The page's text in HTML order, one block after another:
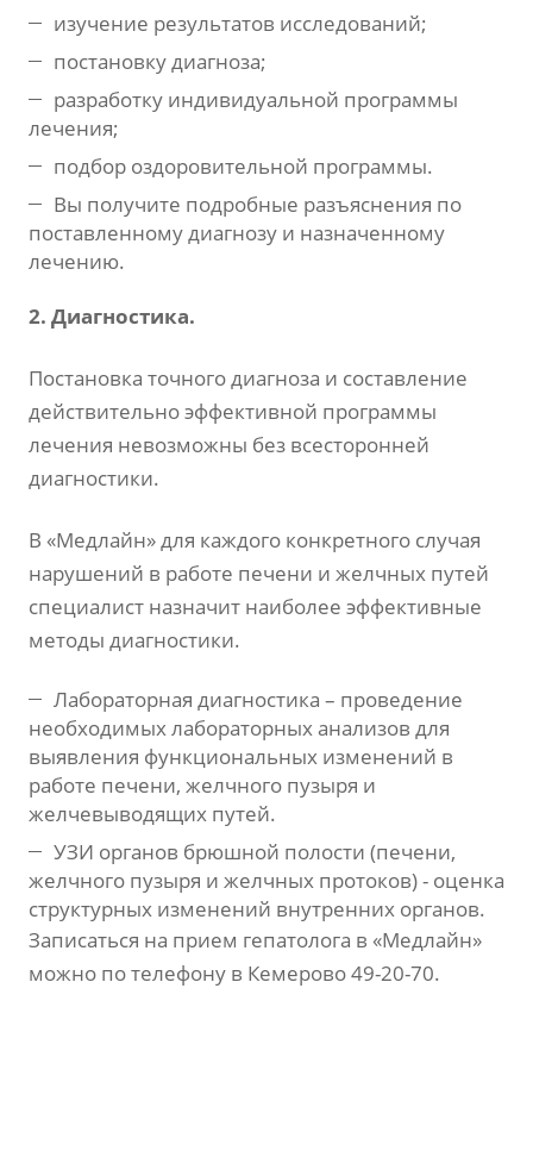
изучение результатов исследований;
постановку диагноза;
разработку индивидуальной программы
лечения;
подбор оздоровительной программы.
Вы получите подробные разъяснения по
поставленному диагнозу и назначенному
лечению.
2. Диагностика.
Постановка точного диагноза и составление
действительно эффективной программы
лечения невозможны без всесторонней
диагностики.
В «Медлайн» для каждого конкретного случая
нарушений в работе печени и желчных путей
специалист назначит наиболее эффективные
методы диагностики.
Лабораторная диагностика – проведение
необходимых лабораторных анализов для
выявления функциональных изменений в
работе печени, желчного пузыря и
желчевыводящих путей.
УЗИ органов брюшной полости (печени,
желчного пузыря и желчных протоков) - оценка
структурных изменений внутренних органов.
Записаться на прием гепатолога в «Медлайн»
можно по телефону в Кемерово 49-20-70.